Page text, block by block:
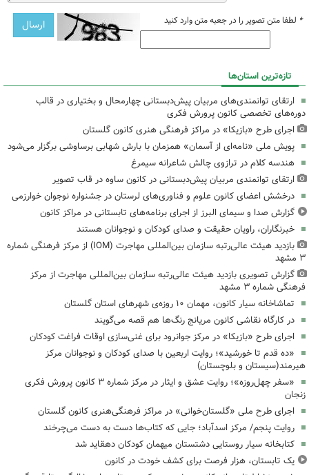
* لطفا متن تصویر را در جعبه متن وارد کنید
تازه‌ترین استان‌ها
ارتقای توانمندی‌های مربیان پیش‌دبستانی چهارمحال و بختیاری در قالب
دوره‌های تخصصی کانون پرورش فکری
اجرای طرح «بازیکا» در مراکز فرهنگی هنری کانون گلستان
پویش ملی «نامه‌ای از آسمان» همزمان با بارش شهابی برساوشی برگزار می‌شود
هندسه کلام در ترازوی چالش شاعرانه سیمرغ
ارتقای توانمندی مربیان پیش‌دبستانی در کانون ساوه در قاب تصویر
درخشش اعضای کانون علوم و فناوری‌های لرستان در جشنواره نوجوان خوارزمی
گزارش صدا و سیمای البرز از اجرای برنامه‌های تابستانی در مراکز کانون
خبرنگاران، راویان حقیقت و صدای کودکان و نوجوانان هستند
بازدید هیئت عالی‌رتبه سازمان بین‌المللی مهاجرت (IOM) از مرکز فرهنگی شماره
۳ مشهد
گزارش تصویری بازدید هیئت عالی‌رتبه سازمان بین‌المللی مهاجرت از مرکز
فرهنگی شماره ۳ مشهد
تماشاخانه سیار کانون، مهمان ۱۰ روزه‌ی شهرهای استان گلستان
در کارگاه نقاشی کانون مریانج رنگ‌ها هم قصه می‌گویند
اجرای طرح «بازیکا» در مرکز جوانرود برای غنی‌سازی اوقات فراغت کودکان
«ده قدم تا خورشید»؛ روایت اربعین با صدای کودکان و نوجوانان مرکز
هیرمند(سیستان و بلوچستان)
«سفر چهل‌روزه»؛ روایت عشق و ایثار در مرکز شماره ۳ کانون پرورش فکری
زنجان
اجرای طرح ملی «گلستان‌خوانی» در مراکز فرهنگی‌هنری کانون گلستان
روایت پنجم/ مرکز اسدآباد؛ جایی که کتاب‌ها دست به دست می‌چرخند
کتابخانه سیار روستایی دشتستان میهمان کودکان دهقاید شد
یک تابستان، هزار فرصت برای کشف خودت در کانون